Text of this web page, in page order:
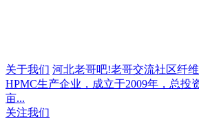
关于我们 河北老哥吧!老哥交流社区纤
HPMC生产企业，成立于2009年，总投
亩...
关注我们